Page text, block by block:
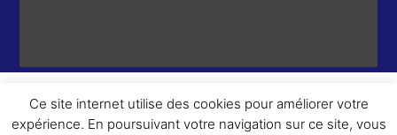
Ce site internet utilise des cookies pour améliorer votre
expérience. En poursuivant votre navigation sur ce site, vous